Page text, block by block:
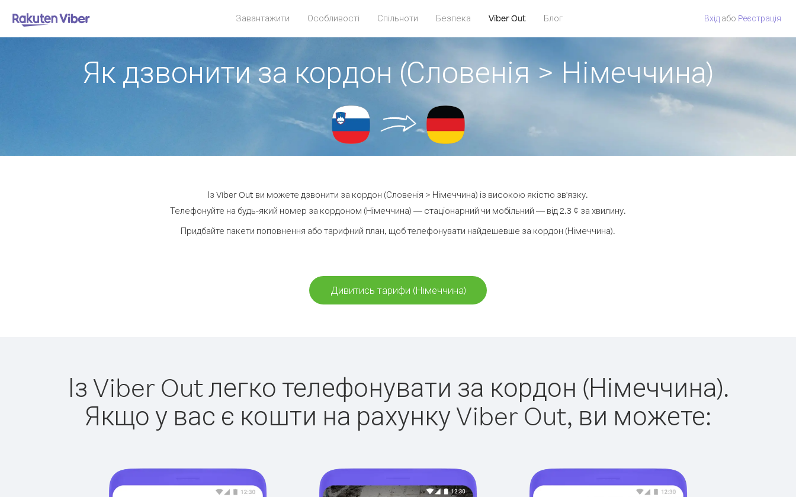
Завантажити Особливості Спільноти Безпека Viber Out Блог Вхід або Pеєстрація
Як дзвонити за кордон (Словенія > Німеччина)
Із Viber Out ви можете дзвонити за кордон (Словенія > Німеччина) із високою якістю зв'язку.
Телефонуйте на будь-який номер за кордоном (Німеччина) — стаціонарний чи мобільний — від 2.3 ¢ за хвилину.
Придбайте пакети поповнення або тарифний план, щоб телефонувати найдешевше за кордон (Німеччина).
Дивитись тарифи (Німеччина)
Із Viber Out легко телефонувати за кордон (Німеччина).
Якщо у вас є кошти на рахунку Viber Out, ви можете: